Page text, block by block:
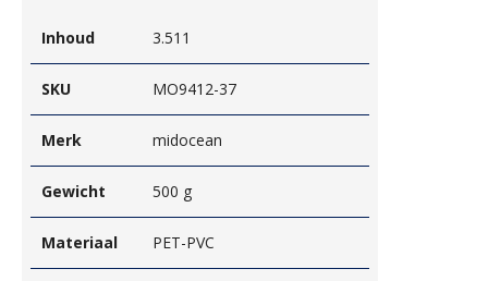
Inhoud 3.511
SKU MO9412-37
Merk midocean
Gewicht 500 g
Materiaal PET-PVC